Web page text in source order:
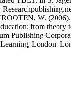
W.
from
Publishing
London: